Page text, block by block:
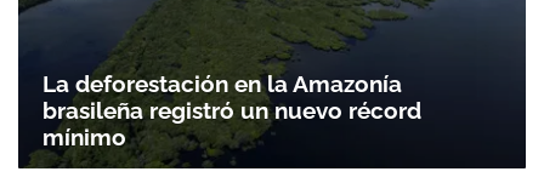
Gracias por suscribirte a nuestro boletín.
La deforestación en la Amazonía
brasileña registró un nuevo récord
mínimo